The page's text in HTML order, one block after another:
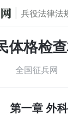
兵役法律法
体格检
全国征兵网
第一章 外科